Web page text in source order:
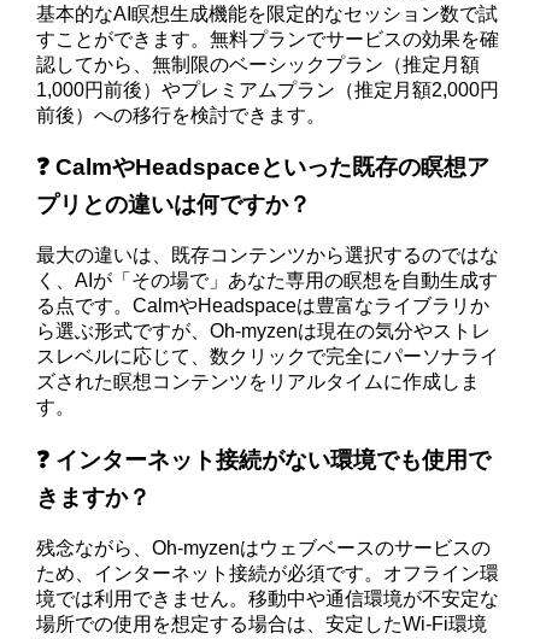
基本的なAI瞑想生成機能を限定的なセッション数で試
すことができます。無料プランでサービスの効果を確
認してから、無制限のベーシックプラン（推定月額
1,000円前後）やプレミアムプラン（推定月額2,000円
前後）への移行を検討できます。
❓ CalmやHeadspaceといった既存の瞑想ア
プリとの違いは何ですか？
最大の違いは、既存コンテンツから選択するのではな
く、AIが「その場で」あなた専用の瞑想を自動生成す
る点です。CalmやHeadspaceは豊富なライブラリか
ら選ぶ形式ですが、Oh-myzenは現在の気分やストレ
スレベルに応じて、数クリックで完全にパーソナライ
ズされた瞑想コンテンツをリアルタイムに作成しま
す。
❓ インターネット接続がない環境でも使用で
きますか？
残念ながら、Oh-myzenはウェブベースのサービスの
ため、インターネット接続が必須です。オフライン環
境では利用できません。移動中や通信環境が不安定な
場所での使用を想定する場合は、安定したWi-Fi環境